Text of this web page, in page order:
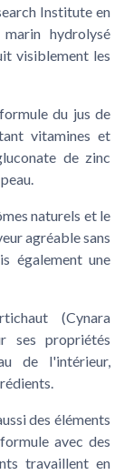
Institute en
hydrolysé
visiblement les
du jus de
vitamines et
de zinc
naturels et le
agréable sans
également une
(Cynara
ses propriétés
de l'intérieur,
des éléments
avec des
travaillent en